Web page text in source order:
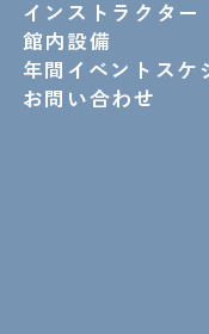
インストラクター
館内設備
年間イベントスケ
お問い合わせ